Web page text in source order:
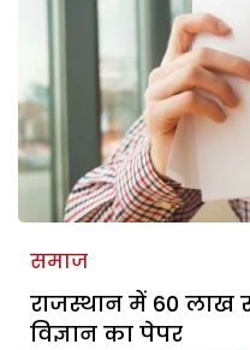
समाज
राजस्थान में 60 लाख
विज्ञान का पेपर